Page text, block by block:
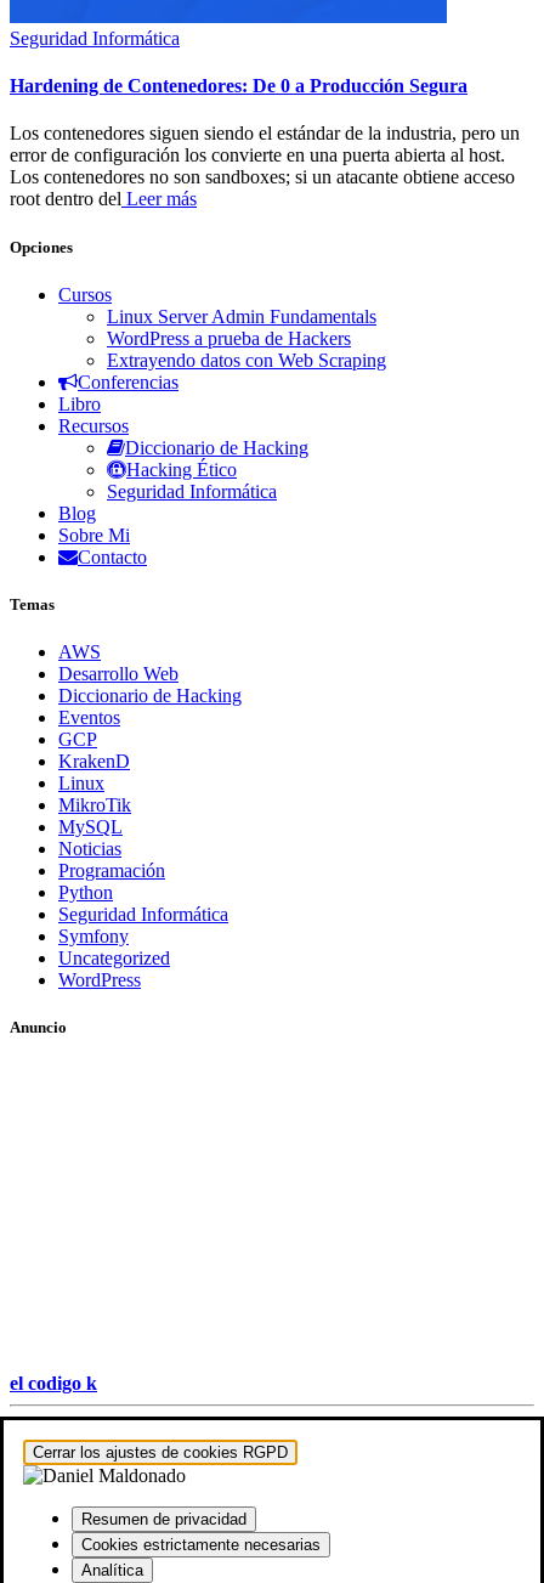
Seguridad Informática
Hardening de Contenedores: De 0 a Producción Segura
Los contenedores siguen siendo el estándar de la industria, pero un
error de configuración los convierte en una puerta abierta al host.
Los contenedores no son sandboxes; si un atacante obtiene acceso
root dentro del Leer más
Opciones
Cursos
Linux Server Admin Fundamentals
WordPress a prueba de Hackers
Extrayendo datos con Web Scraping
Conferencias
Libro
Recursos
Diccionario de Hacking
Hacking Ético
Seguridad Informática
Blog
Sobre Mi
Contacto
Temas
AWS
Desarrollo Web
Diccionario de Hacking
Eventos
GCP
KrakenD
Linux
MikroTik
MySQL
Noticias
Programación
Python
Seguridad Informática
Symfony
Uncategorized
WordPress
Anuncio
el codigo k
Hestia | Desarrollado porThemeIsle
Cerrar los ajustes de cookies RGPD
Resumen de privacidad
Cookies estrictamente necesarias
Analítica